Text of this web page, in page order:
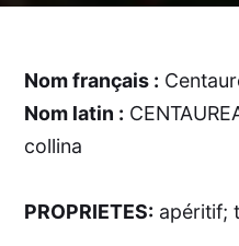
Nom français :
Nom latin :
collina
PROPRIETES: apéritif;